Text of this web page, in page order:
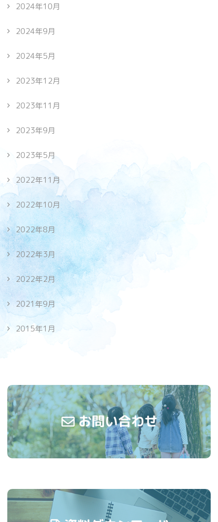
2024年10月
2024年9月
2024年5月
2023年12月
2023年11月
2023年9月
2023年5月
2022年11月
2022年10月
2022年8月
2022年3月
2022年2月
2021年9月
2015年1月